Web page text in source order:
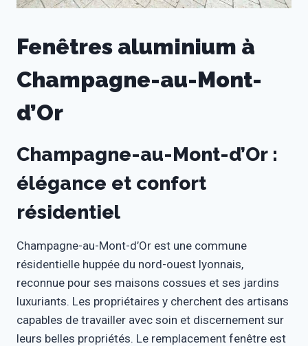
Fenêtres aluminium à
Champagne-au-Mont-
d’Or
Champagne-au-Mont-d’Or :
élégance et confort
résidentiel
Champagne-au-Mont-d’Or est une commune
résidentielle huppée du nord-ouest lyonnais,
reconnue pour ses maisons cossues et ses jardins
luxuriants. Les propriétaires y cherchent des artisans
capables de travailler avec soin et discernement sur
leurs belles propriétés. Le remplacement fenêtre est